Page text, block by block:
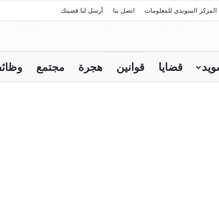
السويدي للمعلومات اتصل بنا أرسل لنا قضيتك
قضايا قوانين هجرة مجتمع